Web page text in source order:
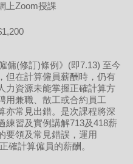
上Zoom授課
傭(修訂)條例》(即7.13) 至今
但在計算僱員薪酬時，仍有
力資源未能掌握正確計算方
用兼職、散工或合約員工
亦常見出錯。是次課程將深
練習及實例講解713及418薪
要領及常見錯誤，運用
確計算僱員的薪酬。